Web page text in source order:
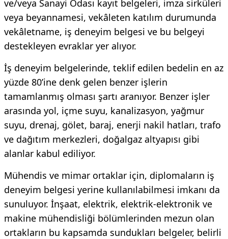
ve/veya Sanayi Odası kayıt belgeleri, imza sirküleri
veya beyannamesi, vekâleten katılım durumunda
vekâletname, iş deneyim belgesi ve bu belgeyi
destekleyen evraklar yer alıyor.
İş deneyim belgelerinde, teklif edilen bedelin en az
yüzde 80’ine denk gelen benzer işlerin
tamamlanmış olması şartı aranıyor. Benzer işler
arasında yol, içme suyu, kanalizasyon, yağmur
suyu, drenaj, gölet, baraj, enerji nakil hatları, trafo
ve dağıtım merkezleri, doğalgaz altyapısı gibi
alanlar kabul ediliyor.
Mühendis ve mimar ortaklar için, diplomaların iş
deneyim belgesi yerine kullanılabilmesi imkanı da
sunuluyor. İnşaat, elektrik, elektrik-elektronik ve
makine mühendisliği bölümlerinden mezun olan
ortakların bu kapsamda sundukları belgeler, belirli